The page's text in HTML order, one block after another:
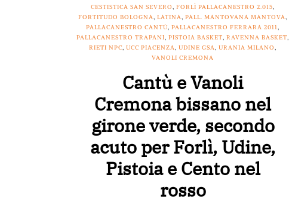
CESTISTICA SAN SEVERO,FORLÌ PALLACANESTRO 2.015,
FORTITUDO BOLOGNA,LATINA,PALL. MANTOVANA MANTOVA,
PALLACANESTRO CANTÙ,PALLACANESTRO FERRARA 2011,
PALLACANESTRO TRAPANI,PISTOIA BASKET,RAVENNA BASKET,
RIETI NPC,UCC PIACENZA,UDINE GSA,URANIA MILANO,
VANOLI CREMONA
Cantù e Vanoli
Cremona bissano nel
girone verde, secondo
acuto per Forlì, Udine,
Pistoia e Cento nel
rosso